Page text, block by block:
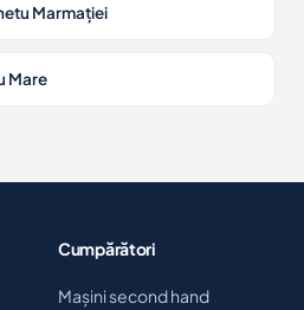
Marmației
Mare
Cumpărători
Mașini second hand